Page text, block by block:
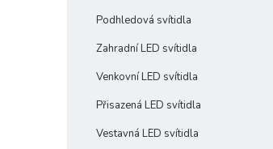
Podhledová svítidla
Zahradní LED svítidla
Venkovní LED svítidla
Přisazená LED svítidla
Vestavná LED svítidla